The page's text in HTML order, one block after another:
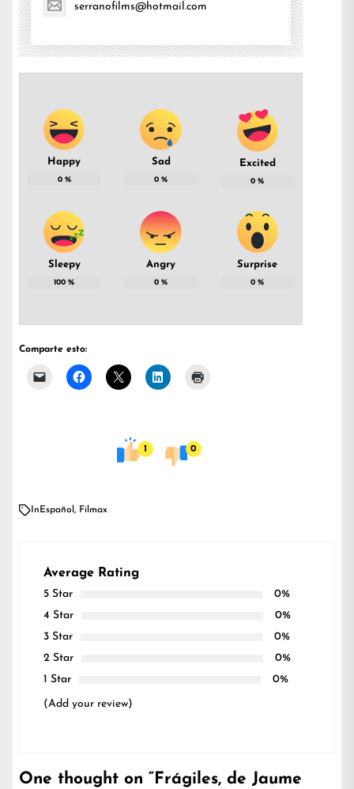
serranofilms@hotmail.com
Happy
0%
Sad
0 %
Excited
0 %
Sleepy
100 %
Angry
0 %
Surprise
0 %
Comparte esto:
1 0
In Español , Filmax
Average Rating
5 Star
0%
4 Star
0%
3 Star
0%
2 Star
0%
1 Star
0%
(Add your review)
One thought on “ Frágiles, de Jaume